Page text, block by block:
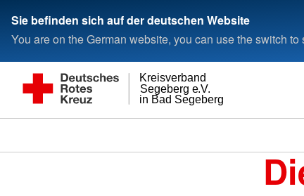
Sie befinden sich auf der deutschen Website
You are on the German website, you can use the switch
in Bad Segeberg
Segeberg e.V.
Kreisverband